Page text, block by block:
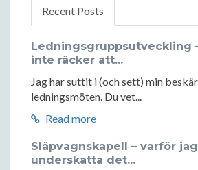
Recent Posts
Ledningsgruppsutveckling
inte räcker att...
Jag har suttit i (och sett) min
ledningsmöten. Du vet...
Read more
Släpvagnskapell – varför
underskatta det...